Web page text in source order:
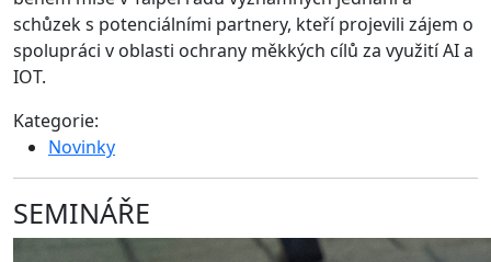
schůzek s potenciálními partnery, kteří projevili zájem o
spolupráci v oblasti ochrany měkkých cílů za využití AI a
IOT.
Kategorie:
Novinky
SEMINÁŘE